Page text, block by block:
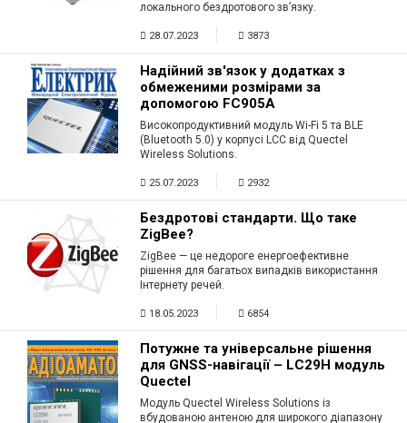
локального бездротового зв’язку.
28.07.2023 3873
Надійний зв'язок у додатках з
обмеженими розмірами за
допомогою FC905A
Високопродуктивний модуль Wi-Fi 5 та BLE
(Bluetooth 5.0) у корпусі LCC від Quectel
Wireless Solutions.
25.07.2023 2932
Бездротові стандарти. Що таке
ZigBee?
ZigBee — це недороге енергоефективне
рішення для багатьох випадків використання
Інтернету речей.
18.05.2023 6854
Потужне та універсальне рішення
для GNSS-навігації – LC29H модуль
Quectel
Модуль Quectel Wireless Solutions із
вбудованою антеною для широкого діапазону